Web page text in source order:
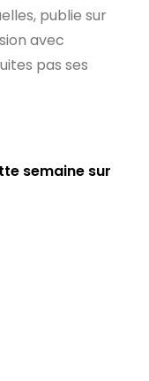
publie sur
avec
pas ses
semaine sur